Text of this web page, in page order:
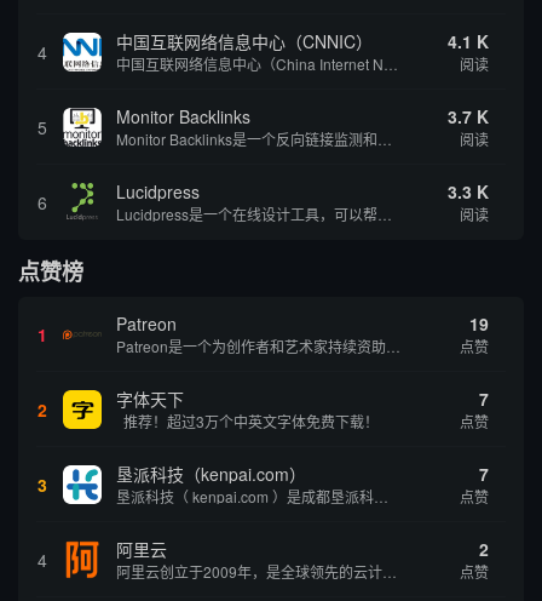
4 中国互联网络信息中心（CNNIC） 4.1 K
阅读
5 Monitor Backlinks 3.7 K
阅读
6 Lucidpress 3.3 K
阅读
点赞榜
1 Patreon 19
点赞
2 字体天下
推荐！超过3万个中英文字体免费下载！
7
点赞
3 垦派科技（kenpai.com） 7
点赞
4 阿里云 2
点赞